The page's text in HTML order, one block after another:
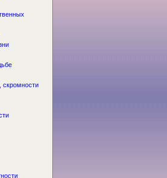
скромности